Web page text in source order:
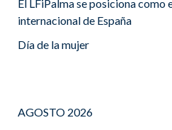
El LFiPalma se posiciona como
internacional de España
Día de la mujer
AGOSTO 2026